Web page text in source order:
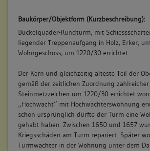
Neubeschreibung im Güterbuch: "Nr. 91 1/
der Mauer (2 qm), in der obern Stadt, mit der
Hochwächters und mehreren ob einander
gewölbten Räumen, massiv von Stein ...
steuerfrei". (a)
keine
Baukörper/Objektform (Kurzbeschreibung):
Buckelquader-Rundturm, mit
liegender Treppenaufgang in Holz, Erker,
Wohngeschoss, um 1220/30 errichtet.
Der Kern und gleichzeitig älteste Teil der
gemäß der zeitlichen Zuordnung zahlreicher
Steinmetzzeichen um 1220/30 errichtet
„Hochwacht“ mit Hochwächterswohnung
schon ursprünglich dürfte der Turm eine
gehabt haben. Zwischen 1650 und 1657
Kriegsschäden am Turm repariert. Später
Turmwächter in der Wohnung unter dem